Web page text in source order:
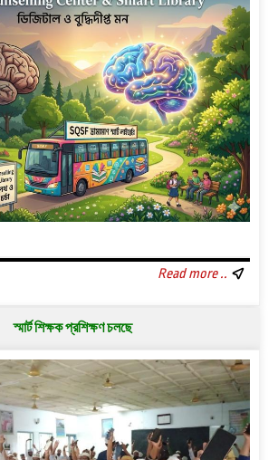
Read more ..
স্মার্ট শিক্ষক প্রশিক্ষণ চলছে